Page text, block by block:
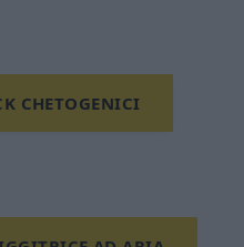
CHETOGENICI